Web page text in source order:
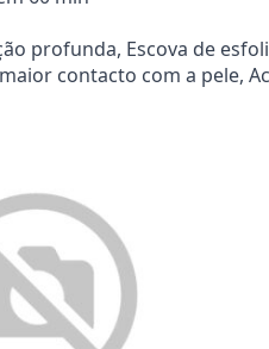
profunda, Escova de
contacto com a pele,